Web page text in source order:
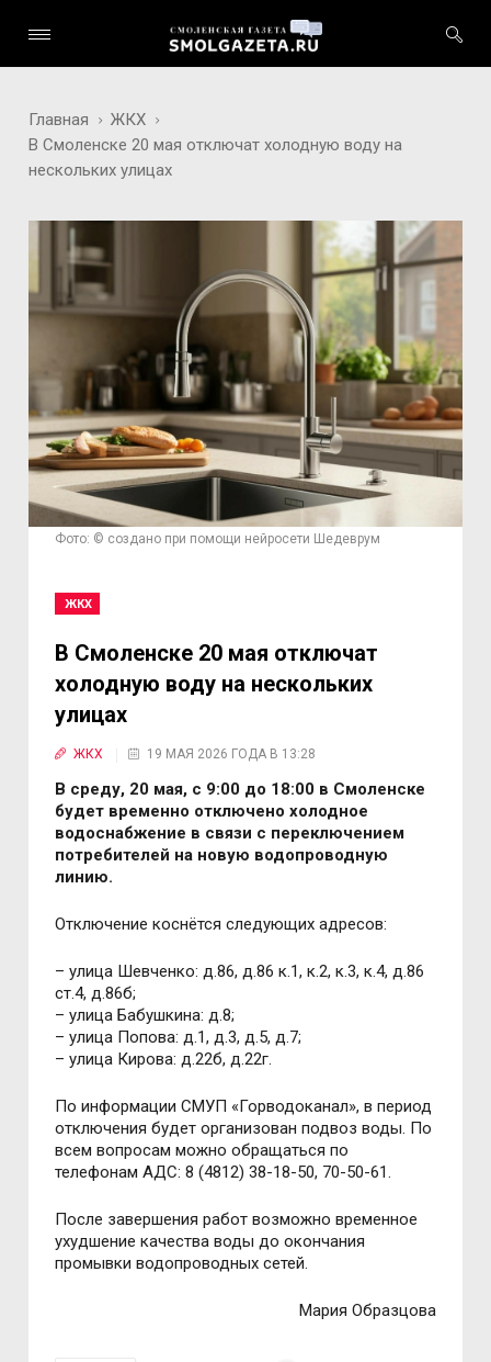
Главная
ЖКХ
В Смоленске 20 мая отключат холодную воду на
нескольких улицах
Фото: © создано при помощи нейросети Шедеврум
ЖКХ
В Смоленске 20 мая отключат
холодную воду на нескольких
улицах
ЖКХ 19 МАЯ 2026 ГОДА В 13:28
В среду, 20 мая, с 9:00 до 18:00 в Смоленске
будет временно отключено холодное
водоснабжение в связи с переключением
потребителей на новую водопроводную
линию.
Отключение коснётся следующих адресов:
– улица Шевченко: д.86, д.86 к.1, к.2, к.3, к.4, д.86
ст.4, д.86б;
– улица Бабушкина: д.8;
– улица Попова: д.1, д.3, д.5, д.7;
– улица Кирова: д.22б, д.22г.
По информации СМУП «Горводоканал», в период
отключения будет организован подвоз воды. По
всем вопросам можно обращаться по
телефонам АДС: 8 (4812) 38-18-50, 70-50-61.
После завершения работ возможно временное
ухудшение качества воды до окончания
промывки водопроводных сетей.
Мария Образцова